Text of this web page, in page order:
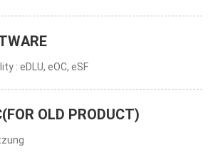
: eDLU, eOC, eSF
OLD PRODUCT)